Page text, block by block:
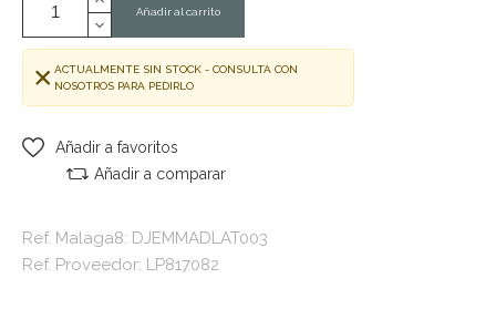
Añadir al carrito
ACTUALMENTE SIN STOCK - CONSULTA CON
NOSOTROS PARA PEDIRLO
Añadir a favoritos
Añadir a comparar
Ref. Malaga8: DJEMMADLAT003
Ref. Proveedor: LP817082